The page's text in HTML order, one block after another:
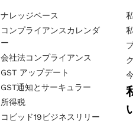
ナレッジベース
コンプライアンスカレンダ
ー
会社法コンプライアンス
GST アップデート
GST通知とサーキュラー
所得税
コビッド19ビジネスリリー